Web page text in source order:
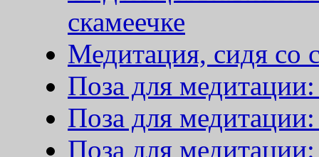
скамеечке
Медитация, сидя со
Поза для
Поза для медитации:
Поза для